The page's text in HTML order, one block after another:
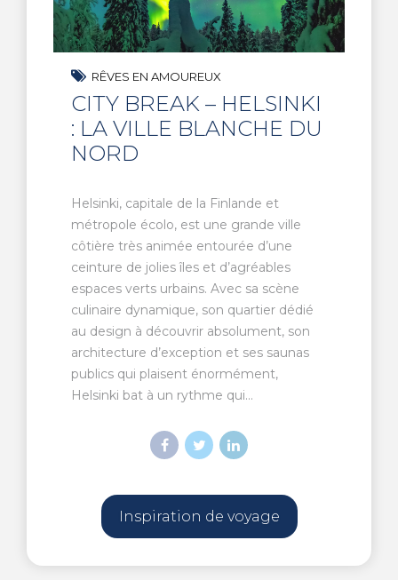
RÊVES EN AMOUREUX
CITY BREAK – HELSINKI
: LA VILLE BLANCHE DU
NORD
Helsinki, capitale de la Finlande et
métropole écolo, est une grande ville
côtière très animée entourée d’une
ceinture de jolies îles et d’agréables
espaces verts urbains. Avec sa scène
culinaire dynamique, son quartier dédié
au design à découvrir absolument, son
architecture d’exception et ses saunas
publics qui plaisent énormément,
Helsinki bat à un rythme qui...
Inspiration de voyage